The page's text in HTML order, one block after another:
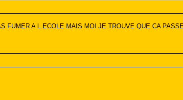
FUMER A L ECOLE MAIS MOI JE TROUVE QUE CA